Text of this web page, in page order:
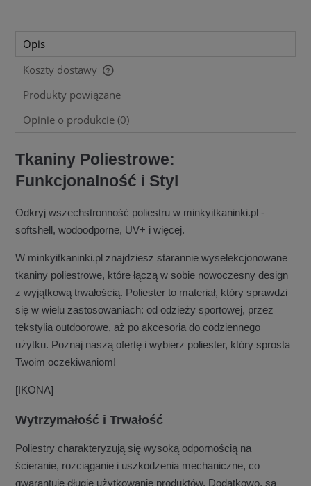
Opis
Koszty dostawy
Cena nie zawiera ewentualnych kosztów płatności
Produkty powiązane
Opinie o produkcie (0)
Tkaniny Poliestrowe:
Funkcjonalność i Styl
Odkryj wszechstronność poliestru w minkyitkaninki.pl -
softshell, wodoodporne, UV+ i więcej.
W minkyitkaninki.pl znajdziesz starannie wyselekcjonowane
tkaniny poliestrowe, które łączą w sobie nowoczesny design
z wyjątkową trwałością. Poliester to materiał, który sprawdzi
się w wielu zastosowaniach: od odzieży sportowej, przez
tekstylia outdoorowe, aż po akcesoria do codziennego
użytku. Poznaj naszą ofertę i wybierz poliester, który sprosta
Twoim oczekiwaniom!
[IKONA]
Wytrzymałość i Trwałość
Poliestry charakteryzują się wysoką odpornością na
ścieranie, rozciąganie i uszkodzenia mechaniczne, co
gwarantuje długie użytkowanie produktów. Dodatkowo, są